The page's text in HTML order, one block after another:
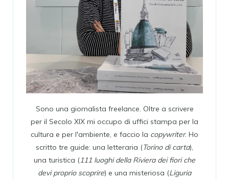
Sono una giornalista freelance. Oltre a scrivere
per il Secolo XIX mi occupo di uffici stampa per la
cultura e per l'ambiente, e faccio la copywriter. Ho
scritto tre guide: una letteraria (Torino di carta),
una turistica (111 luoghi della Riviera dei fiori che
devi proprio scoprire) e una misteriosa (Liguria